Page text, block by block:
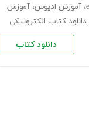
، آموزش ادیوس، آموزش
دانلود کتاب الکترونیکی
دانلود کتاب